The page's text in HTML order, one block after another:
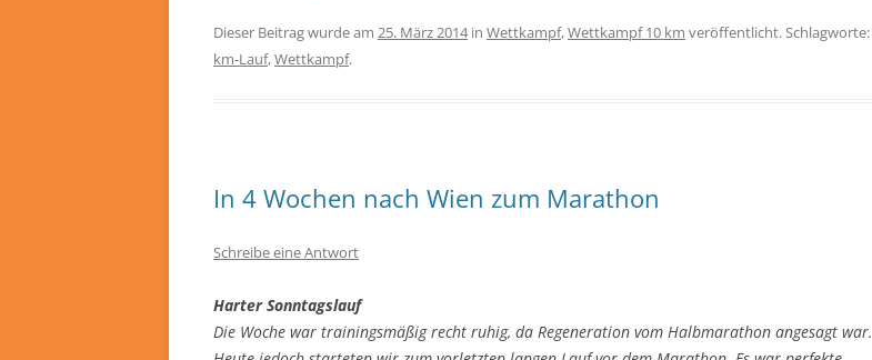
Dieser Beitrag wurde am 25. März 2014in Wettkampf,Wettkampf 10 km veröffentlicht. Schlagworte:
km-Lauf,Wettkampf.
In 4 Wochen nach Wien zum Marathon
Schreibe eine Antwort
Harter Sonntagslauf
Die Woche war trainingsmäßig recht ruhig, da Regeneration vom Halbmarathon angesagt war.